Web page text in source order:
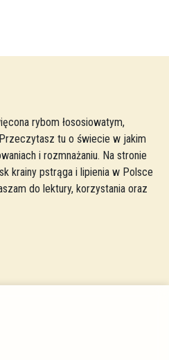
rybom łososiowatym,
tu o świecie w jakim
i rozmnażaniu. Na stronie
krainy pstrąga i lipienia w Polsce
do lektury, korzystania oraz